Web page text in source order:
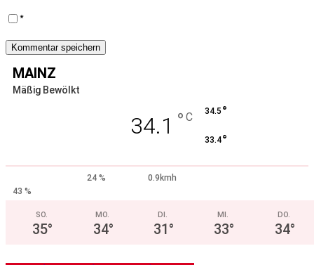
*
MAINZ
Mäßig Bewölkt
34.1 ° C 34.5 °
33.4°
24 %
0.9kmh
43 %
SO.
35°
MO.
34°
DI.
31°
MI.
33°
DO.
34°